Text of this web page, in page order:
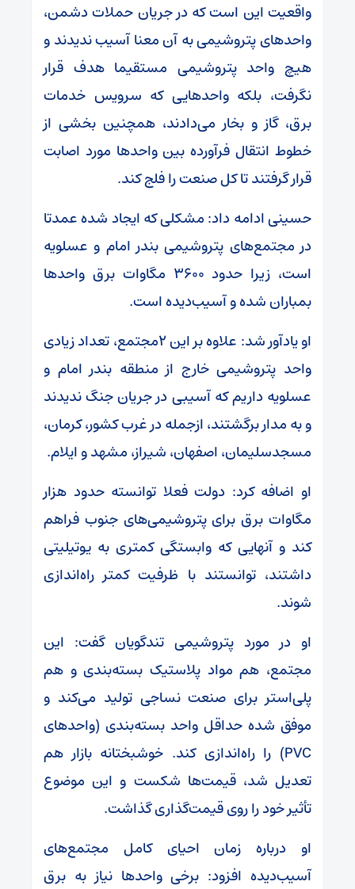
واقعیت این است که در جریان حملات دشمن،
واحدهای پتروشیمی به آن معنا آسیب ندیدند و
هیچ واحد پتروشیمی مستقیما هدف قرار
نگرفت، بلکه واحدهایی که سرویس خدمات
برق، گاز و بخار می‌دادند، همچنین بخشی از
خطوط انتقال فرآورده بین واحدها مورد اصابت
قرار گرفتند تا کل صنعت را فلج کند.
حسینی ادامه داد: مشکلی که ایجاد شده عمدتا
در مجتمع‌های پتروشیمی بندر امام و عسلویه
است، زیرا حدود ۳۶۰۰ مگاوات برق واحدها
بمباران شده و آسیب‌دیده است.
او یادآور شد: علاوه بر این ۲مجتمع، تعداد زیادی
واحد پتروشیمی خارج از منطقه بندر امام و
عسلویه داریم که آسیبی در جریان جنگ ندیدند
و به مدار برگشتند، ازجمله در غرب کشور، کرمان،
مسجدسلیمان، اصفهان، شیراز، مشهد و ایلام.
او اضافه کرد: دولت فعلا توانسته حدود هزار
مگاوات برق برای پتروشیمی‌های جنوب فراهم
کند و آنهایی که وابستگی کمتری به یوتیلیتی
داشتند، توانستند با ظرفیت کمتر راه‌اندازی
شوند.‌
او در مورد پتروشیمی تندگویان گفت: این
مجتمع، هم مواد پلاستیک بسته‌بندی و هم
پلی‌استر برای صنعت نساجی تولید می‌کند و
موفق شده حداقل واحد بسته‌بندی (واحدهای
PVC) را راه‌اندازی کند. خوشبختانه بازار هم
تعدیل شد، قیمت‌ها شکست و این موضوع
تأثیر خود را روی قیمت‌گذاری گذاشت.
او درباره زمان احیای کامل مجتمع‌های
آسیب‌دیده افزود: برخی واحدها نیاز به برق